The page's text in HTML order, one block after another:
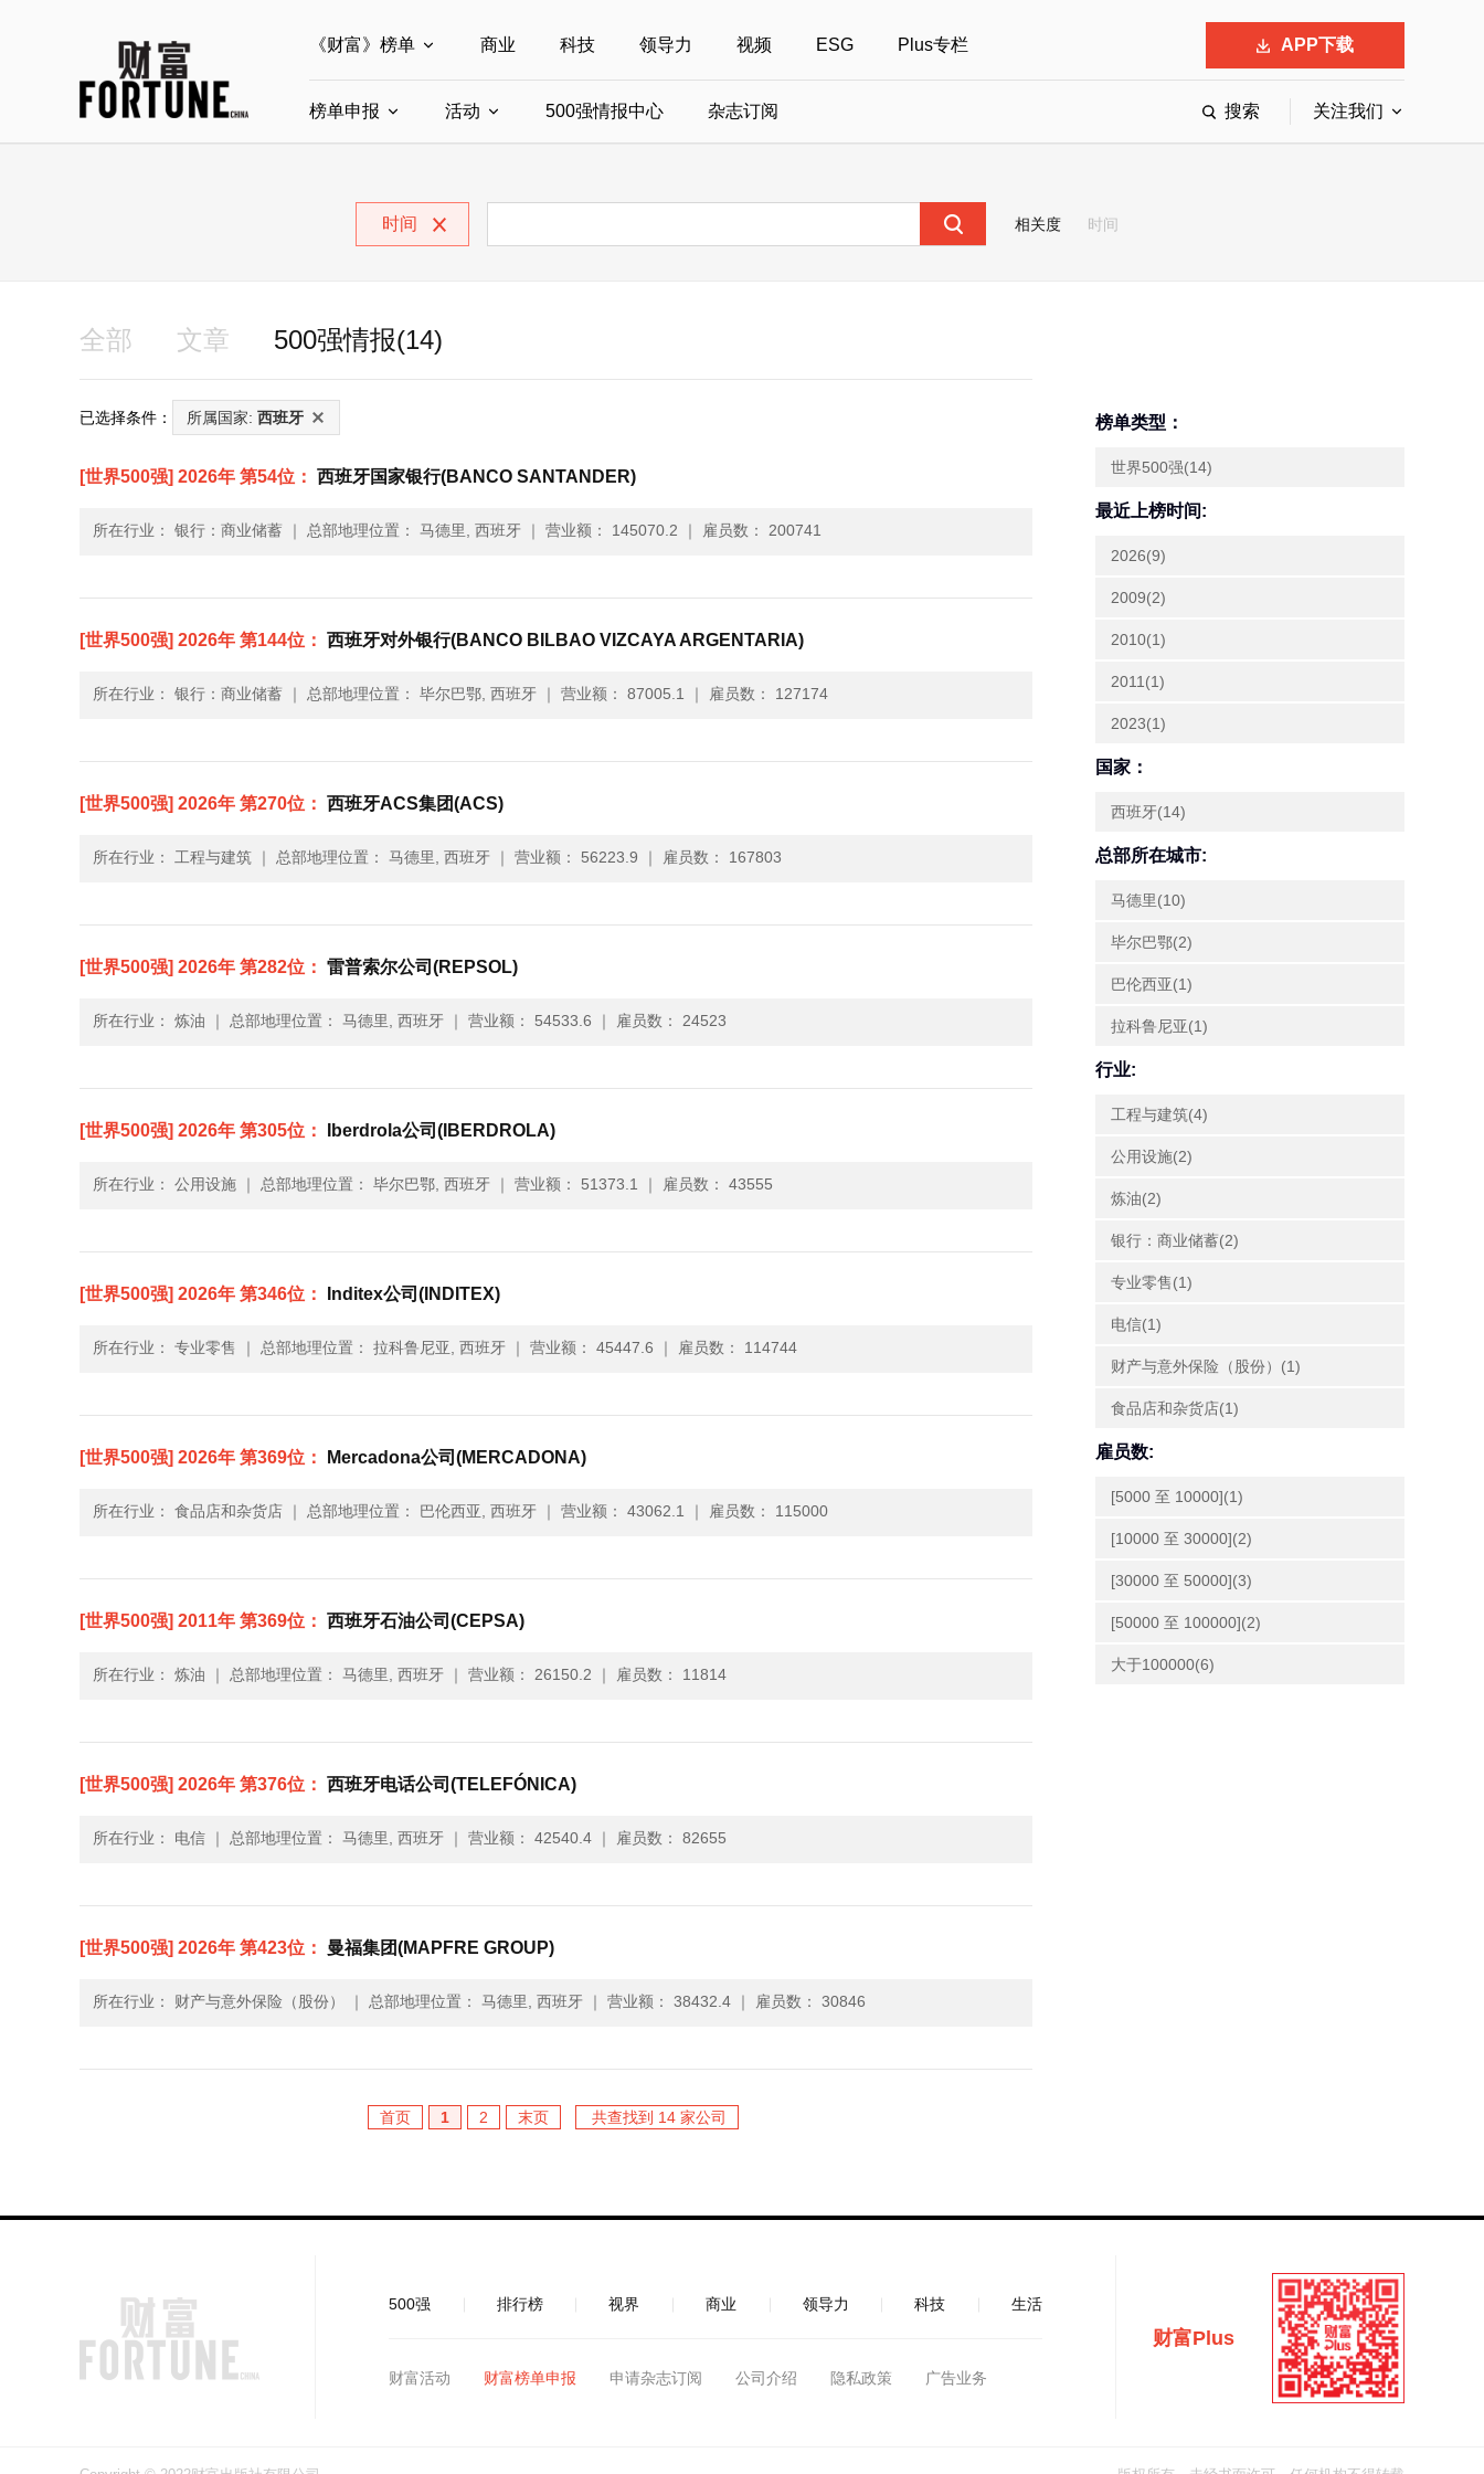
《财富》榜单
全部榜单
中国最具影响力商界女性
商业 科技 领导力 视频 ESG Plus专栏 APP下载
榜单申报
中国ESG影响力榜申报 中国最具社会影响力的创业公司申报
活动
财富40U40创想会
500强情报中心 杂志订阅 搜索 关注我们
时间 相关度 时间
全部 文章 500强情报(14)
已选择条件： 所属国家: 西班牙
[世界500强] 2026年 第54位： 西班牙国家银行(BANCO SANTANDER)
所在行业： 银行：商业储蓄 ｜ 总部地理位置： 马德里, 西班牙 ｜ 营业额： 145070.2 ｜ 雇员数： 200741
[世界500强] 2026年 第144位： 西班牙对外银行(BANCO BILBAO VIZCAYA ARGENTARIA)
所在行业： 银行：商业储蓄 ｜ 总部地理位置： 毕尔巴鄂, 西班牙 ｜ 营业额： 87005.1 ｜ 雇员数： 127174
[世界500强] 2026年 第270位： 西班牙ACS集团(ACS)
所在行业： 工程与建筑 ｜ 总部地理位置： 马德里, 西班牙 ｜ 营业额： 56223.9 ｜ 雇员数： 167803
[世界500强] 2026年 第282位： 雷普索尔公司(REPSOL)
所在行业： 炼油 ｜ 总部地理位置： 马德里, 西班牙 ｜ 营业额： 54533.6 ｜ 雇员数： 24523
[世界500强] 2026年 第305位： Iberdrola公司(IBERDROLA)
所在行业： 公用设施 ｜ 总部地理位置： 毕尔巴鄂, 西班牙 ｜ 营业额： 51373.1 ｜ 雇员数： 43555
[世界500强] 2026年 第346位： Inditex公司(INDITEX)
所在行业： 专业零售 ｜ 总部地理位置： 拉科鲁尼亚, 西班牙 ｜ 营业额： 45447.6 ｜ 雇员数： 114744
[世界500强] 2026年 第369位： Mercadona公司(MERCADONA)
所在行业： 食品店和杂货店 ｜ 总部地理位置： 巴伦西亚, 西班牙 ｜ 营业额： 43062.1 ｜ 雇员数： 115000
[世界500强] 2011年 第369位： 西班牙石油公司(CEPSA)
所在行业： 炼油 ｜ 总部地理位置： 马德里, 西班牙 ｜ 营业额： 26150.2 ｜ 雇员数： 11814
[世界500强] 2026年 第376位： 西班牙电话公司(TELEFÓNICA)
所在行业： 电信 ｜ 总部地理位置： 马德里, 西班牙 ｜ 营业额： 42540.4 ｜ 雇员数： 82655
[世界500强] 2026年 第423位： 曼福集团(MAPFRE GROUP)
所在行业： 财产与意外保险（股份） ｜ 总部地理位置： 马德里, 西班牙 ｜ 营业额： 38432.4 ｜ 雇员数： 30846
首页 1 2 末页 共查找到 14 家公司
榜单类型：
世界500强(14)
最近上榜时间:
2026(9)
2009(2)
2010(1)
2011(1)
2023(1)
国家：
西班牙(14)
总部所在城市:
马德里(10)
毕尔巴鄂(2)
巴伦西亚(1)
拉科鲁尼亚(1)
行业:
工程与建筑(4)
公用设施(2)
炼油(2)
银行：商业储蓄(2)
专业零售(1)
电信(1)
财产与意外保险（股份）(1)
食品店和杂货店(1)
雇员数:
[5000 至 10000](1)
[10000 至 30000](2)
[30000 至 50000](3)
[50000 至 100000](2)
大于100000(6)
财富Plus
500强 排行榜 视界 商业 领导力 科技 生活
财富活动 财富榜单申报 申请杂志订阅 公司介绍 隐私政策 广告业务